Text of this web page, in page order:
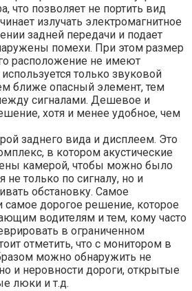
что позволяет не портить вид
излучать электромагнитное
задней передачи и подает
помехи. При этом размер
расположение не имеют
только звуковой
ближе опасный элемент, тем
сигналами. Дешевое и
хотя и менее удобное, чем
заднего вида и дисплеем. Это
в котором акустические
камерой, чтобы можно было
не только по сигналу, но и
обстановку. Самое
самое дорогое решение, которое
водителям и тем, кому часто
в ограниченном
отметить, что с монитором в
можно обнаружить не
и неровности дороги, открытые
люки и т.д.